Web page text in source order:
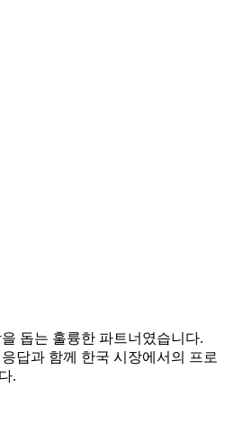
돕는 훌륭한 파트너였습니다.
답과 함께 한국 시장에서의 프로
.